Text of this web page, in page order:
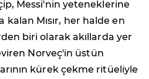
Messi'nin yeteneklerine
Mısır, her halde en
biri olarak akıllarda yer
Norveç'in üstün
kürek çekme ritüeliyle